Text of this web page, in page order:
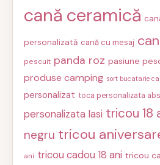
cană ceramică
personalizată cană cu mesaj
pescuit panda roz pasiune
produse camping sort bucatarie
personalizat toca personalizata
personalizata Iasi tricou 18
negru tricou
ani tricou cadou 18 ani tricou